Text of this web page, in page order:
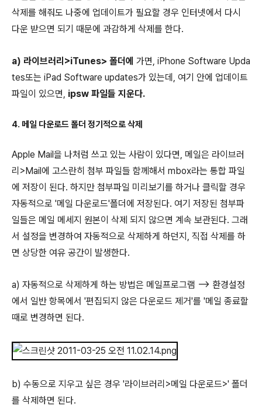
삭제를 해줘도 나중에 업데이트가 필요할 경우 인터넷에서 다시
다운 받으면 되기 때문에 과감하게 삭제를 한다.
a) 라이브러리>iTunes> 폴더에 가면, iPhone Software Upda
tes또는 iPad Software updates가 있는데, 여기 안에 업데이트
파일이 있으면, ipsw 파일들 지운다.
4. 메일 다운로드 폴더 정기적으로 삭제
Apple Mail을 나처럼 쓰고 있는 사람이 있다면, 메일은 라이브러
리>Mail에 고스란히 첨부 파일들 함께해서 mbox라는 통합 파일
에 저장이 된다. 하지만 첨부파일 미리보기를 하거나 클릭할 경우
자동적으로 '메일 다운로드'폴더에 저장된다. 여기 저장된 첨부파
일들은 메일 메세지 원본이 삭제 되지 않으면 계속 보관된다. 그래
서 설정을 변경하여 자동적으로 삭제하게 하던지, 직접 삭제를 하
면 상당한 여유 공간이 발생한다.
a) 자동적으로 삭제하게 하는 방법은 메일프로그램 --> 환경설정
에서 일반 항목에서 '편집되지 않은 다운로드 제거'를 '메일 종료할
때로 변경하면 된다.
b) 수동으로 지우고 싶은 경우 '라이브러리>메일 다운로드>' 폴더
를 삭제하면 된다.